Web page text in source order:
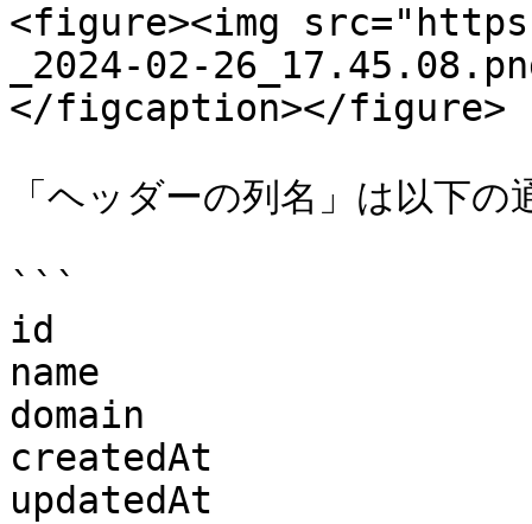
<figure><img
_2024-02-
</figcaption></figure>
「ヘッダーの列名」は以下
```
id
name
domain
createdAt
updatedAt